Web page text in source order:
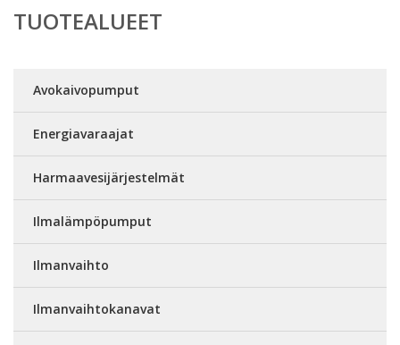
TUOTEALUEET
Avokaivopumput
Energiavaraajat
Harmaavesijärjestelmät
Ilmalämpöpumput
Ilmanvaihto
Ilmanvaihtokanavat